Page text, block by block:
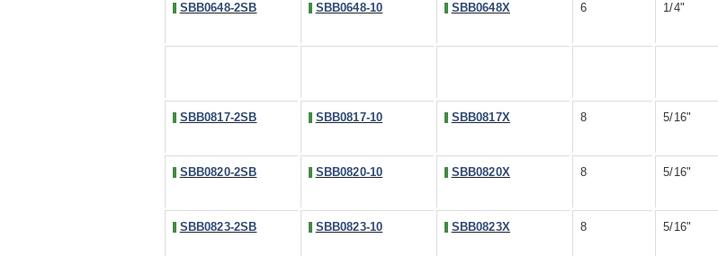
SBB0648-2SB SBB0648-10 SBB0648X 6 1/4"
SBB0817-2SB SBB0817-10 SBB0817X 8 5/16"
SBB0820-2SB SBB0820-10 SBB0820X 8 5/16"
SBB0823-2SB SBB0823-10 SBB0823X 8 5/16"